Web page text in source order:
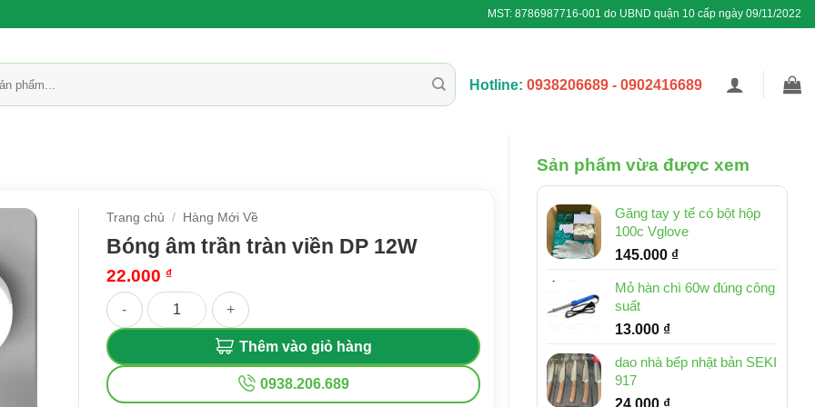
MST: 8786987716-001 do UBND quận 10 cấp ngày 09/11/2022
Hotline: 0938206689 - 0902416689
Sản phẩm vừa được xem
Găng tay y tế có bột hộp
100c Vglove
145.000 ₫
Mỏ hàn chì 60w đúng công
suất
13.000 ₫
dao nhà bếp nhật bản SEKI
917
24.000 ₫
Trang chủ / Hàng Mới Về
Bóng âm trần tràn viền DP 12W
22.000 ₫
Bóng âm trần tràn viền DP 12W số lượng
Thêm vào giỏ hàng
0938.206.689